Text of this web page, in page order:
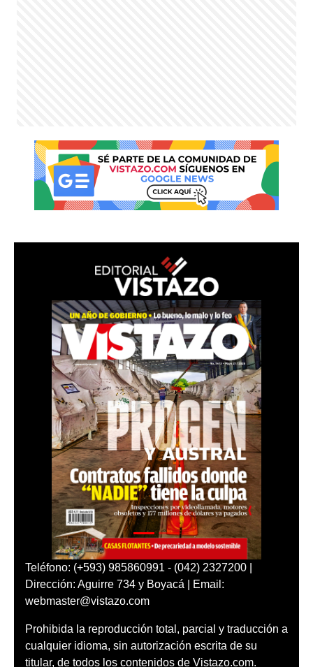
Teléfono: (+593) 985860991 - (042) 2327200 |
Dirección: Aguirre 734 y Boyacá | Email:
webmaster@vistazo.com
Prohibida la reproducción total, parcial y traducción a
cualquier idioma, sin autorización escrita de su
titular, de todos los contenidos de Vistazo.com.